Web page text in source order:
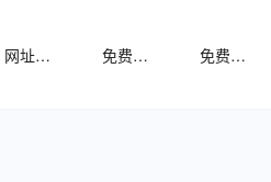
网址导航 免费样机 免费字体